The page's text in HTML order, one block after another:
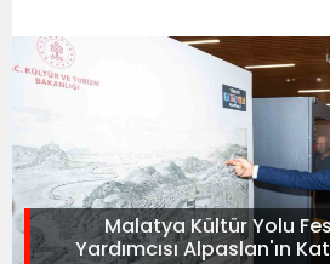
Malatya Kültür Yolu
Yardımcısı Alpaslan'ın